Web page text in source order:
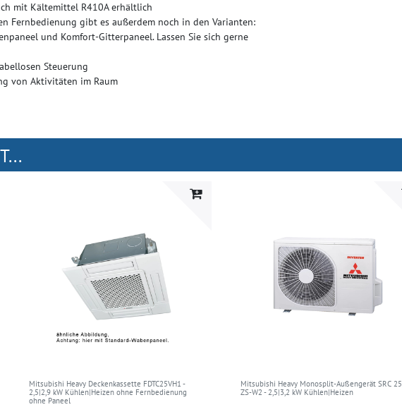
mit Kältemittel R410A erhältlich
Fernbedienung gibt es außerdem noch in den Varianten:
und Komfort-Gitterpaneel. Lassen Sie sich gerne
Steuerung
von Aktivitäten im Raum
Mitsubishi Heavy Deckenkassette FDTC25VH1 -
2,5|2,9 kW Kühlen|Heizen ohne Fernbedienung
ohne Paneel
Mitsubishi Heavy Monosplit-Außengerät SRC 25
ZS-W2 - 2,5|3,2 kW Kühlen|Heizen